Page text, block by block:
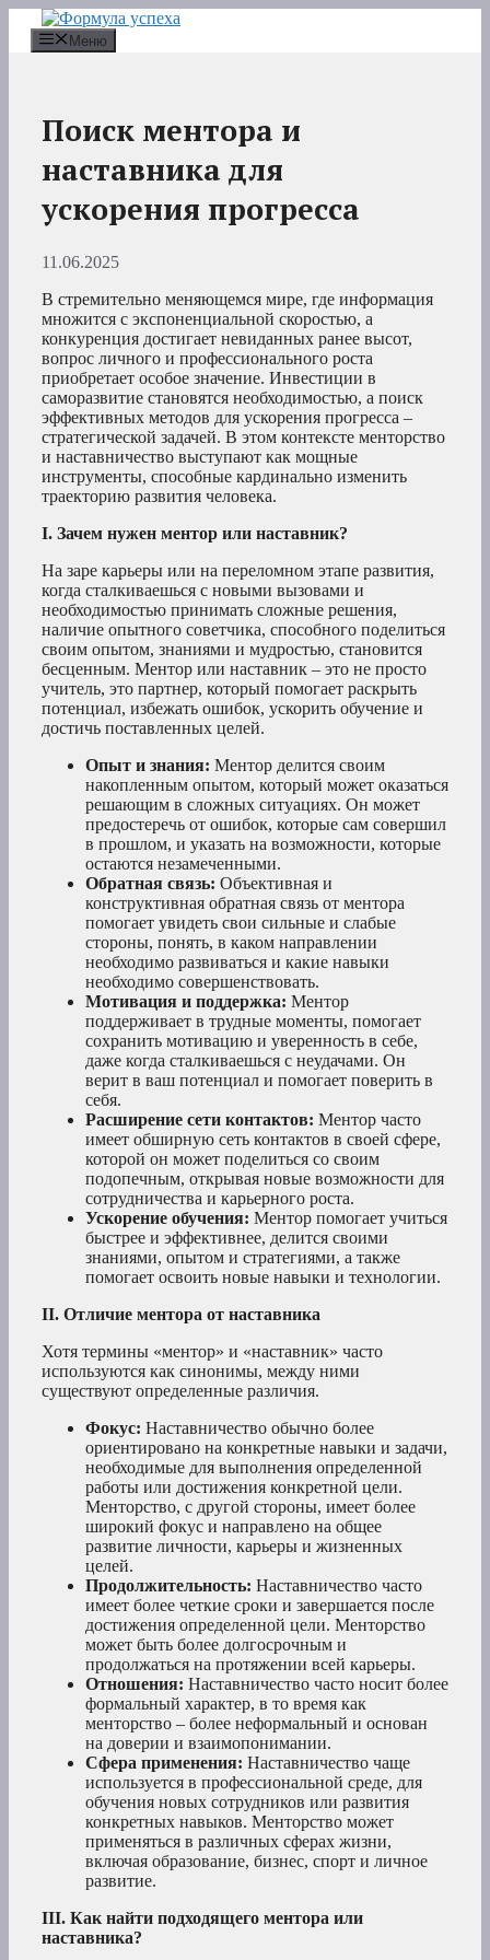
Перейти
содержимому
Меню
Поиск ментора и
наставника для
ускорения прогресса
11.06.2025
В стремительно меняющемся мире, где информация
множится с экспоненциальной скоростью, а
конкуренция достигает невиданных ранее высот,
вопрос личного и профессионального роста
приобретает особое значение. Инвестиции в
саморазвитие становятся необходимостью, а поиск
эффективных методов для ускорения прогресса –
стратегической задачей. В этом контексте менторство
и наставничество выступают как мощные
инструменты, способные кардинально изменить
траекторию развития человека.
I. Зачем нужен ментор или наставник?
На заре карьеры или на переломном этапе развития,
когда сталкиваешься с новыми вызовами и
необходимостью принимать сложные решения,
наличие опытного советчика, способного поделиться
своим опытом, знаниями и мудростью, становится
бесценным. Ментор или наставник – это не просто
учитель, это партнер, который помогает раскрыть
потенциал, избежать ошибок, ускорить обучение и
достичь поставленных целей.
Опыт и знания: Ментор делится своим
накопленным опытом, который может оказаться
решающим в сложных ситуациях. Он может
предостеречь от ошибок, которые сам совершил
в прошлом, и указать на возможности, которые
остаются незамеченными.
Обратная связь: Объективная и
конструктивная обратная связь от ментора
помогает увидеть свои сильные и слабые
стороны, понять, в каком направлении
необходимо развиваться и какие навыки
необходимо совершенствовать.
Мотивация и поддержка: Ментор
поддерживает в трудные моменты, помогает
сохранить мотивацию и уверенность в себе,
даже когда сталкиваешься с неудачами. Он
верит в ваш потенциал и помогает поверить в
себя.
Расширение сети контактов: Ментор часто
имеет обширную сеть контактов в своей сфере,
которой он может поделиться со своим
подопечным, открывая новые возможности для
сотрудничества и карьерного роста.
Ускорение обучения: Ментор помогает учиться
быстрее и эффективнее, делится своими
знаниями, опытом и стратегиями, а также
помогает освоить новые навыки и технологии.
II. Отличие ментора от наставника
Хотя термины «ментор» и «наставник» часто
используются как синонимы, между ними
существуют определенные различия.
Фокус: Наставничество обычно более
ориентировано на конкретные навыки и задачи,
необходимые для выполнения определенной
работы или достижения конкретной цели.
Менторство, с другой стороны, имеет более
широкий фокус и направлено на общее
развитие личности, карьеры и жизненных
целей.
Продолжительность: Наставничество часто
имеет более четкие сроки и завершается после
достижения определенной цели. Менторство
может быть более долгосрочным и
продолжаться на протяжении всей карьеры.
Отношения: Наставничество часто носит более
формальный характер, в то время как
менторство – более неформальный и основан
на доверии и взаимопонимании.
Сфера применения: Наставничество чаще
используется в профессиональной среде, для
обучения новых сотрудников или развития
конкретных навыков. Менторство может
применяться в различных сферах жизни,
включая образование, бизнес, спорт и личное
развитие.
III. Как найти подходящего ментора или
наставника?